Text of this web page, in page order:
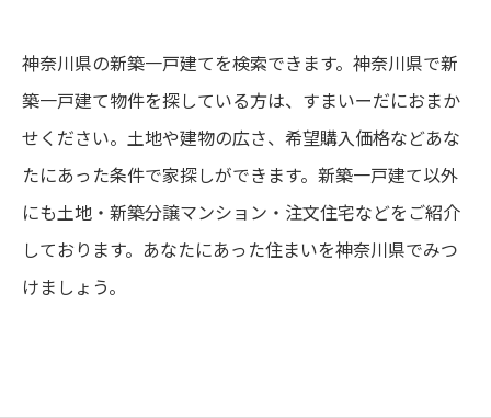
神奈川県の新築一戸建てを検索できます。神奈川県で新
築一戸建て物件を探している方は、すまいーだにおまか
せください。土地や建物の広さ、希望購入価格などあな
たにあった条件で家探しができます。新築一戸建て以外
にも土地・新築分譲マンション・注文住宅などをご紹介
しております。あなたにあった住まいを神奈川県でみつ
けましょう。